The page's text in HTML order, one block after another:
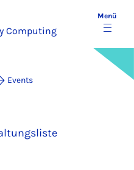
Computing
Menü
Events